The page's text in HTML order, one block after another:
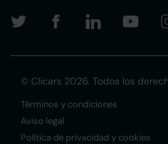
© Clicars 2026. Todos los
Términos y condiciones
Aviso legal
Política de privacidad y cookies